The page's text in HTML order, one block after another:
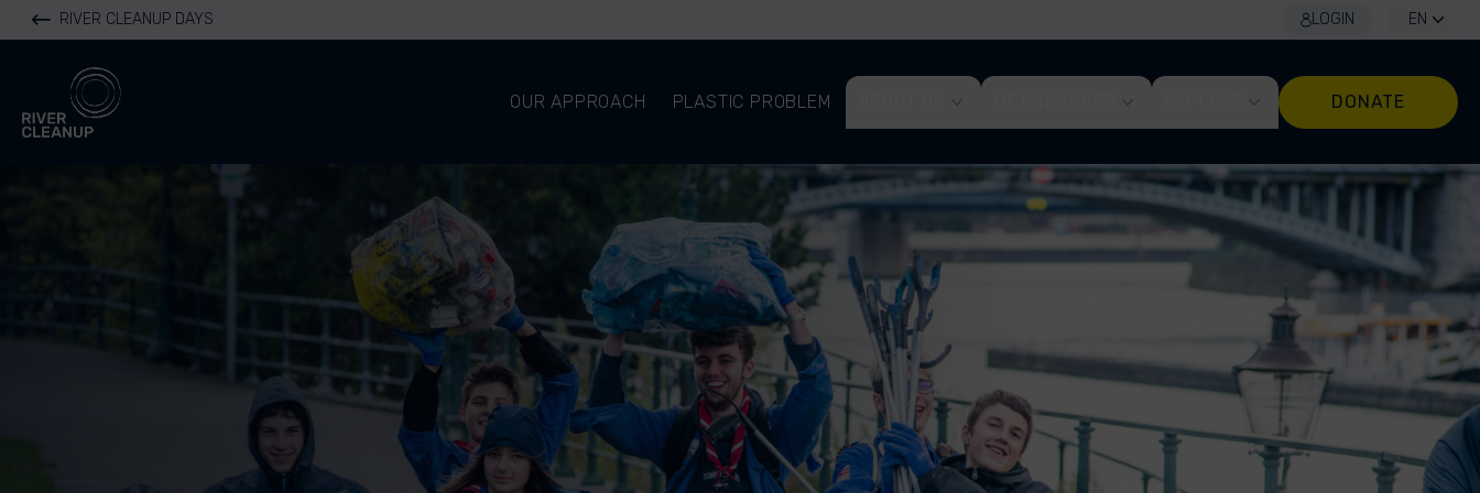
RIVER CLEANUP DAYS LOGIN EN
River Cleanup
OUR APPROACH
PLASTIC PROBLEM DONATE